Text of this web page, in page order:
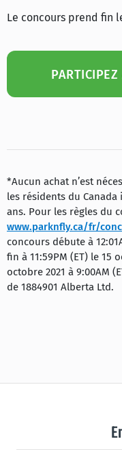
Le concours prend fin
*Aucun achat n’est
les résidents du Canada
ans. Pour les règles du
www.parknfly.ca/fr/
concours débute à
fin à 11:59PM (ET) le 15
octobre 2021 à 9:00AM
de 1884901 Alberta Ltd.